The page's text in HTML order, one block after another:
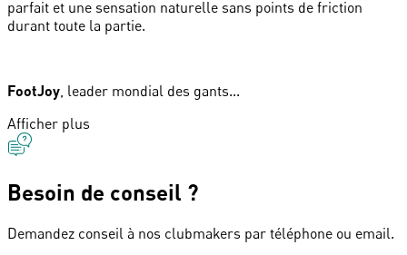
parfait et une sensation naturelle sans points de friction
durant toute la partie.
FootJoy, leader mondial des gants...
Afficher plus
Besoin de conseil ?
Demandez conseil à nos clubmakers par téléphone ou email.